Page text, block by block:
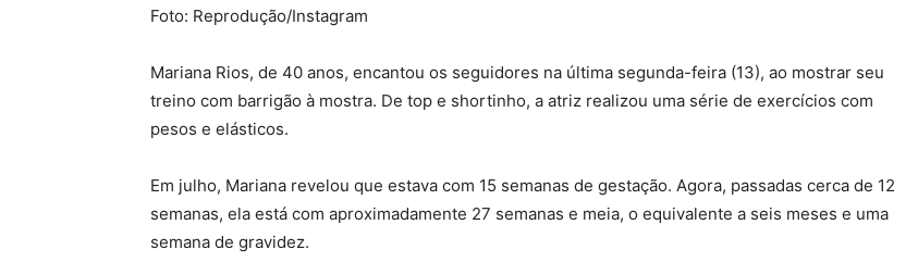
Foto: Reprodução/Instagram
Mariana Rios, de 40 anos, encantou os seguidores na última segunda-feira (13), ao mostrar seu
treino com barrigão à mostra. De top e shortinho, a atriz realizou uma série de exercícios com
pesos e elásticos.
Em julho, Mariana revelou que estava com 15 semanas de gestação. Agora, passadas cerca de 12
semanas, ela está com aproximadamente 27 semanas e meia, o equivalente a seis meses e uma
semana de gravidez.